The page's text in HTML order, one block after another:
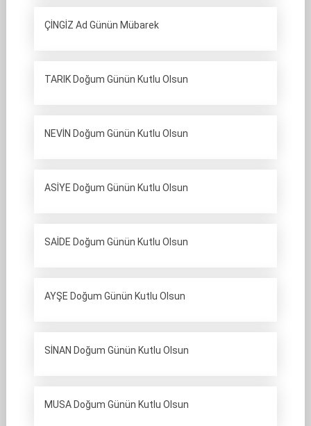
ÇİNGİZ Ad Günün Mübarek
TARIK Doğum Günün Kutlu Olsun
NEVİN Doğum Günün Kutlu Olsun
ASİYE Doğum Günün Kutlu Olsun
SAİDE Doğum Günün Kutlu Olsun
AYŞE Doğum Günün Kutlu Olsun
SİNAN Doğum Günün Kutlu Olsun
MUSA Doğum Günün Kutlu Olsun